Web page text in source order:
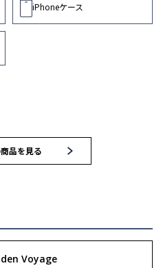
iPhoneケース
ウォレット
品を見る
Voyage